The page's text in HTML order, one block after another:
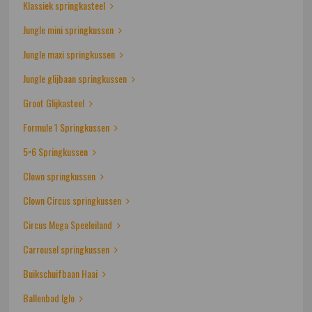
Klassiek springkasteel
Jungle mini springkussen
Jungle maxi springkussen
Jungle glijbaan springkussen
Groot Glijkasteel
Formule 1 Springkussen
5×6 Springkussen
Clown springkussen
Clown Circus springkussen
Circus Mega Speeleiland
Carrousel springkussen
Buikschuifbaan Haai
Ballenbad Iglo